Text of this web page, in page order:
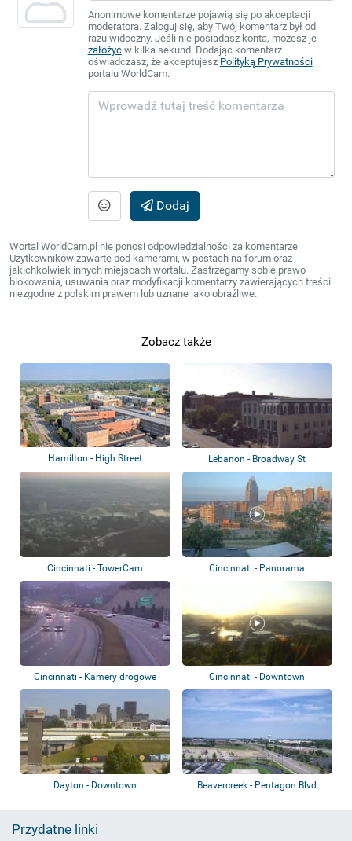
Anonimowe komentarze pojawią się po akceptacji
moderatora. Zaloguj się, aby Twój komentarz był od
razu widoczny. Jeśli nie posiadasz konta, możesz je
założyćw kilka sekund. Dodając komentarz
oświadczasz, że akceptujesz Polityką Prywatności
portalu WorldCam.
Dodaj
Wortal WorldCam.pl nie ponosi odpowiedzialności za komentarze
Użytkowników zawarte pod kamerami, w postach na forum oraz
jakichkolwiek innych miejscach wortalu. Zastrzegamy sobie prawo
blokowania, usuwania oraz modyfikacji komentarzy zawierających treści
niezgodne z polskim prawem lub uznane jako obraźliwe.
Zobacz także
Hamilton - High Street Lebanon - Broadway St
Cincinnati - TowerCam Cincinnati - Panorama
Cincinnati - Kamery drogowe Cincinnati - Downtown
Dayton - Downtown Beavercreek - Pentagon Blvd
Przydatne linki